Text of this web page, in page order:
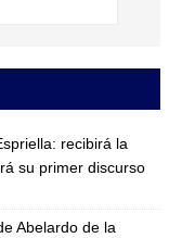
recibirá la
su primer discurso
Abelardo de la